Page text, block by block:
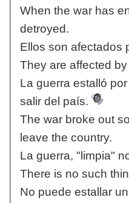
When the war has
detroyed.
Ellos son afectados
They are affected by
La guerra estalló
salir del país.
The war broke out
leave the country.
La guerra, "limpia"
There is no such
No puede estallar